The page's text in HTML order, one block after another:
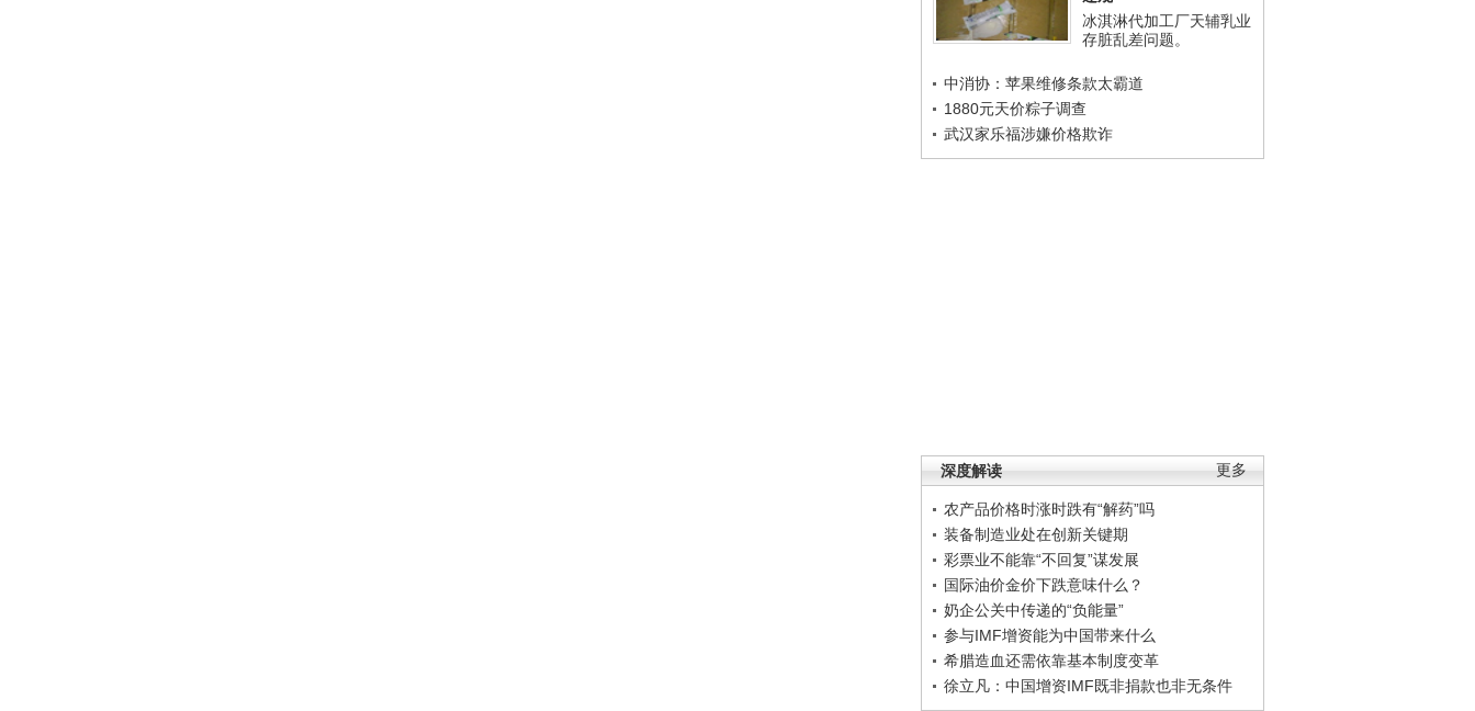
冰淇淋代加工厂天辅乳业
存脏乱差问题。
中消协：苹果维修条款太霸道
1880元天价粽子调查
武汉家乐福涉嫌价格欺诈
更多
深度解读
农产品价格时涨时跌有“解药”吗
装备制造业处在创新关键期
彩票业不能靠“不回复”谋发展
国际油价金价下跌意味什么？
奶企公关中传递的“负能量”
参与IMF增资能为中国带来什么
希腊造血还需依靠基本制度变革
徐立凡：中国增资IMF既非捐款也非无条件